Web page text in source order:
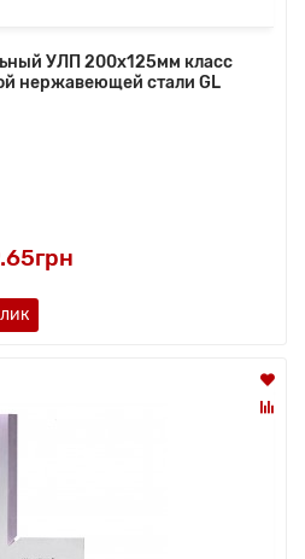
УЛП 200х125мм класс
нержавеющей стали GL